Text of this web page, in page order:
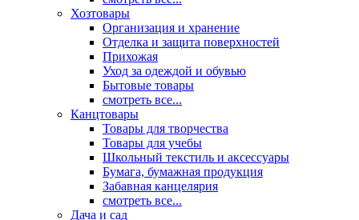
Хозтовары
Организация и хранение
Отделка и защита поверхностей
Прихожая
Уход за одеждой и обувью
Бытовые товары
смотреть все...
Канцтовары
Товары для творчества
Товары для учебы
Школьный текстиль и аксессуары
Бумага, бумажная продукция
Забавная канцелярия
смотреть все...
Дача и сад